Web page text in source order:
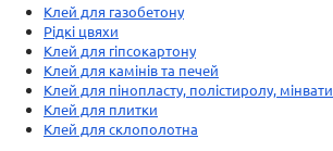
Клей для газобетону
Рідкі цвяхи
Клей для гіпсокартону
Клей для камінів та печей
Клей для пінопласту, полістиролу, мінвати
Клей для плитки
Клей для склополотна